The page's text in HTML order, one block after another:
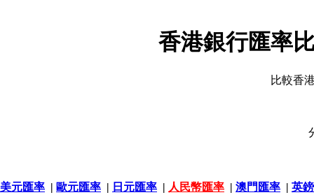
香港銀行匯率
比較香
美元匯率 | 歐元匯率 | 日元匯率 | 人民幣匯率 | 澳門匯率 | 英